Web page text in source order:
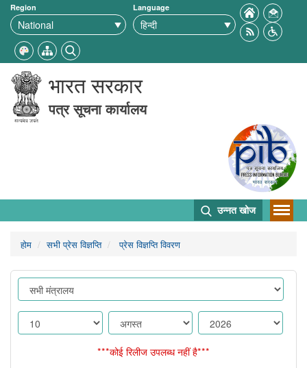
Region Language
भारत सरकार
पत्र सूचना कार्यालय
उन्नत खोज
होम सभी प्रेस विज्ञप्ति प्रेस विज्ञप्ति विवरण
***कोई रिलीज उपलब्ध नहीं है***